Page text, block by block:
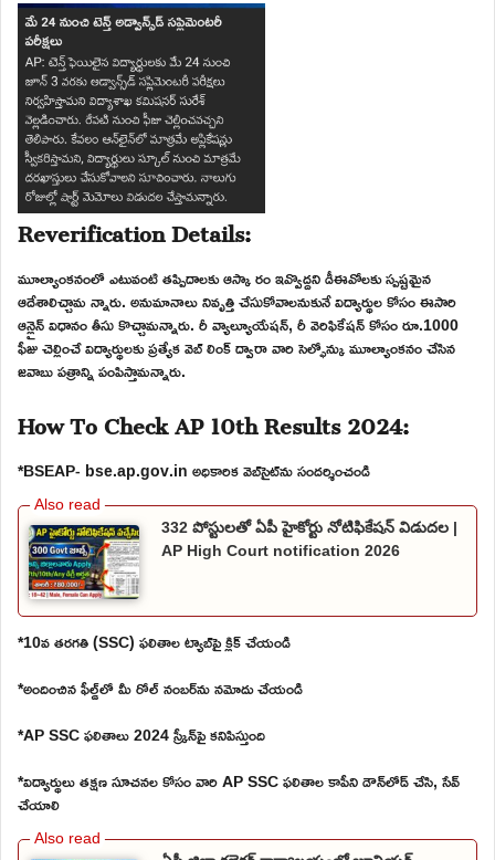
Reverification Details:
మూల్యాంకనంలో ఎటువంటి తప్పిదాలకు ఆస్కా రం ఇవ్వొద్దని డీఈవోలకు స్పష్టమైన
ఆదేశాలిచ్చామ న్నారు. అనుమానాలు నివృత్తి చేసుకోవాలనుకునే విద్యార్థుల కోసం ఈసారి
ఆన్లైన్ విధానం తీసు కొచ్చామన్నారు. రీ వ్యాల్యూయేషన్, రీ వెరిఫికేషన్ కోసం రూ.1000
ఫీజు చెల్లించే విద్యార్థులకు ప్రత్యేక వెబ్ లింక్ ద్వారా వారి సెల్ఫోన్కు మూల్యాంకనం చేసిన
జవాబు పత్రాన్ని పంపిస్తామన్నారు.
How To Check AP 10th Results 2024:
*BSEAP- bse.ap.gov.in అధికారిక వెబ్‌సైట్‌ను సందర్శించండి
332 పోస్టులతో ఏపీ హైకోర్టు నోటిఫికేషన్ విడుదల |
AP High Court notification 2026
*10వ తరగతి (SSC) ఫలితాల ట్యాబ్‌పై క్లిక్ చేయండి
*అందించిన ఫీల్డ్‌లో మీ రోల్ నంబర్‌ను నమోదు చేయండి
*AP SSC ఫలితాలు 2024 స్క్రీన్‌పై కనిపిస్తుంది
*విద్యార్థులు తక్షణ సూచనల కోసం వారి AP SSC ఫలితాల కాపీని డౌన్‌లోడ్ చేసి, సేవ్
చేయాలి